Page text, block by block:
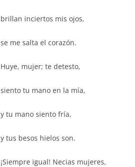
brillan inciertos mis ojos,
se me salta el corazón.
Huye, mujer; te detesto,
siento tu mano en la mía,
y tu mano siento fría,
y tus besos hielos son.
¡Siempre igual! Necias mujeres,